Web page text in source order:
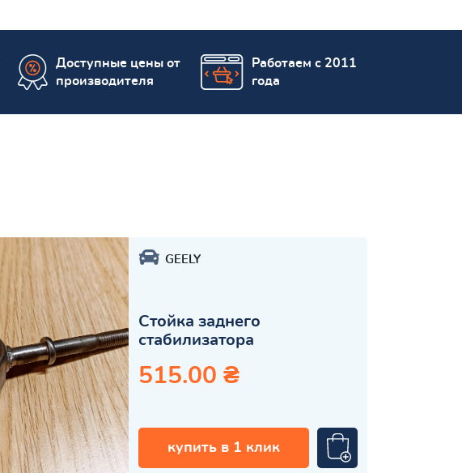
Доступные цены от
производителя
Работаем с 2011
года
GEELY
Стойка заднего
стабилизатора
515.00 ₴
купить в 1 клик